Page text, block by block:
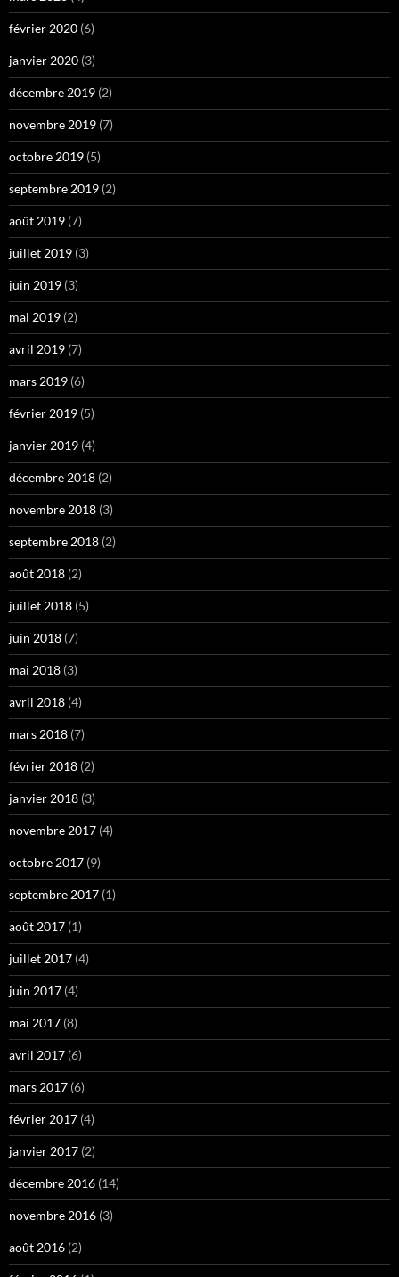
février 2020 (6)
janvier 2020 (3)
décembre 2019 (2)
novembre 2019 (7)
octobre 2019 (5)
septembre 2019 (2)
août 2019 (7)
juillet 2019 (3)
juin 2019 (3)
mai 2019 (2)
avril 2019 (7)
mars 2019 (6)
février 2019 (5)
janvier 2019 (4)
décembre 2018 (2)
novembre 2018 (3)
septembre 2018 (2)
août 2018 (2)
juillet 2018 (5)
juin 2018 (7)
mai 2018 (3)
avril 2018 (4)
mars 2018 (7)
février 2018 (2)
janvier 2018 (3)
novembre 2017 (4)
octobre 2017 (9)
septembre 2017 (1)
août 2017 (1)
juillet 2017 (4)
juin 2017 (4)
mai 2017 (8)
avril 2017 (6)
mars 2017 (6)
février 2017 (4)
janvier 2017 (2)
décembre 2016 (14)
novembre 2016 (3)
août 2016 (2)